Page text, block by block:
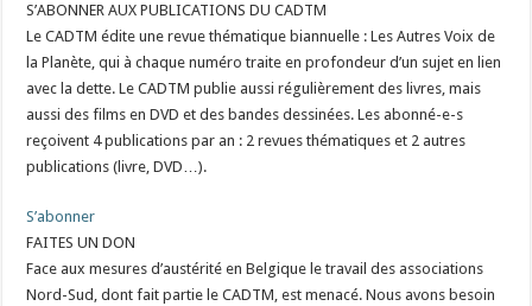
S’ABONNER AUX PUBLICATIONS DU CADTM
Le CADTM édite une revue thématique biannuelle : Les Autres Voix de
la Planète, qui à chaque numéro traite en profondeur d’un sujet en lien
avec la dette. Le CADTM publie aussi régulièrement des livres, mais
aussi des films en DVD et des bandes dessinées. Les abonné-e-s
reçoivent 4 publications par an : 2 revues thématiques et 2 autres
publications (livre, DVD…).
S’abonner
FAITES UN DON
Face aux mesures d’austérité en Belgique le travail des associations
Nord-Sud, dont fait partie le CADTM, est menacé. Nous avons besoin